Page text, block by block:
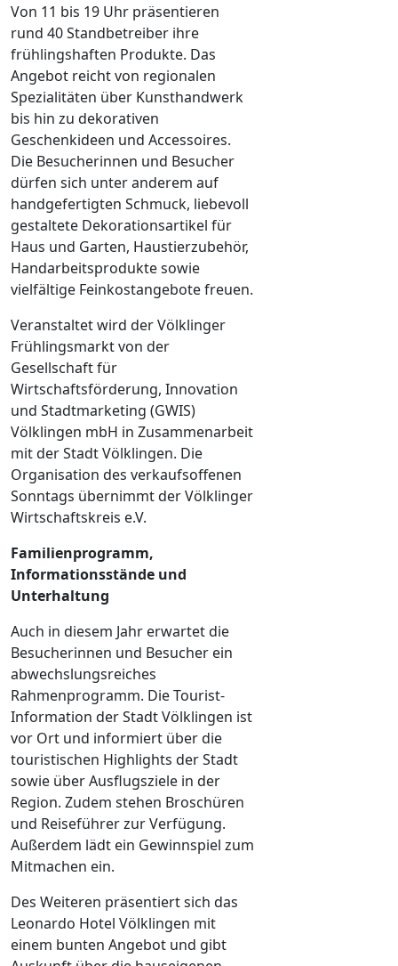
Von 11 bis 19 Uhr präsentieren
rund 40 Standbetreiber ihre
frühlingshaften Produkte. Das
Angebot reicht von regionalen
Spezialitäten über Kunsthandwerk
bis hin zu dekorativen
Geschenkideen und Accessoires.
Die Besucherinnen und Besucher
dürfen sich unter anderem auf
handgefertigten Schmuck, liebevoll
gestaltete Dekorationsartikel für
Haus und Garten, Haustierzubehör,
Handarbeitsprodukte sowie
vielfältige Feinkostangebote freuen.
Veranstaltet wird der Völklinger
Frühlingsmarkt von der
Gesellschaft für
Wirtschaftsförderung, Innovation
und Stadtmarketing (GWIS)
Völklingen mbH in Zusammenarbeit
mit der Stadt Völklingen. Die
Organisation des verkaufsoffenen
Sonntags übernimmt der Völklinger
Wirtschaftskreis e.V.
Familienprogramm,
Informationsstände und
Unterhaltung
Auch in diesem Jahr erwartet die
Besucherinnen und Besucher ein
abwechslungsreiches
Rahmenprogramm. Die Tourist-
Information der Stadt Völklingen ist
vor Ort und informiert über die
touristischen Highlights der Stadt
sowie über Ausflugsziele in der
Region. Zudem stehen Broschüren
und Reiseführer zur Verfügung.
Außerdem lädt ein Gewinnspiel zum
Mitmachen ein.
Des Weiteren präsentiert sich das
Leonardo Hotel Völklingen mit
einem bunten Angebot und gibt